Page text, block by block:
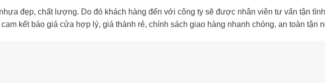
đẹp, chất lượng. Do đó khách hàng đến với công ty sẽ được nhân viên tư vấn tận
kết báo giá cửa hợp lý, giá thành rẻ, chính sách giao hàng nhanh chóng, an toàn tận